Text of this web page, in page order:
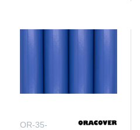
OR-35-